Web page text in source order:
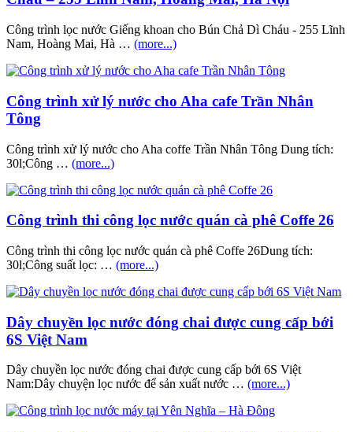
Công trình lọc nước Giếng khoan cho Bún Chả Dì Cháu - 255 Lĩnh
Nam, Hoàng Mai, Hà … (more...)
Công trình xử lý nước cho Aha cafe Trần Nhân
Tông
Công trình xử lý nước cho Aha coffe Trần Nhân Tông Dung tích:
30l;Công … (more...)
Công trình thi công lọc nước quán cà phê Coffe 26
Công trình thi công lọc nước quán cà phê Coffe 26Dung tích:
30l;Công suất lọc: … (more...)
Dây chuyền lọc nước đóng chai được cung cấp bới
6S Việt Nam
Dây chuyền lọc nước đóng chai được cung cấp bới 6S Việt
Nam:Dây chuyện lọc nước để sản xuất nước … (more...)